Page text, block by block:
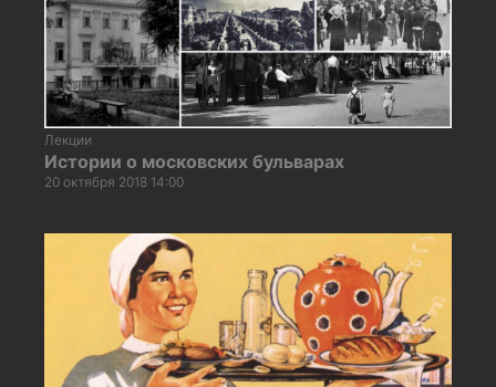
Лекции
Истории о московских бульварах
20 октября 2018 14:00